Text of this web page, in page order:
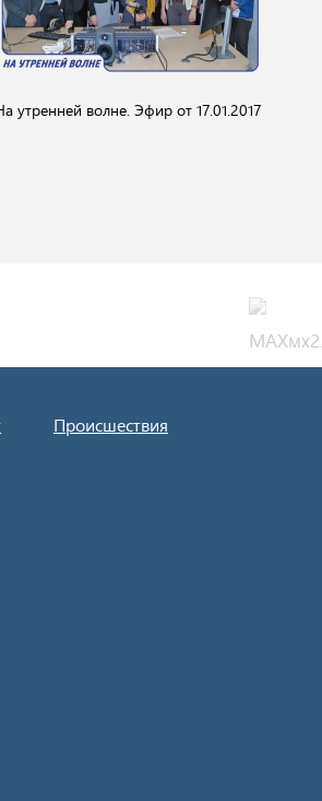
утренней волне. Эфир от 17.01.2017
Происшествия